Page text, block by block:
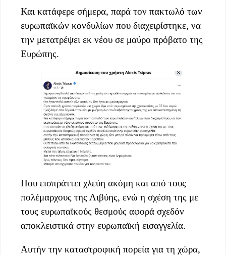
Και κατάφερε σήμερα, παρά τον πακτωλό των
ευρωπαϊκών κονδυλίων που διαχειρίστηκε, να
την μετατρέψει εκ νέου σε μαύρο πρόβατο της
Ευρώπης.
Που εισπράττει χλεύη ακόμη και από τους
πολέμαρχους της Λιβύης, ενώ η σχέση της με
τους ευρωπαϊκούς θεσμούς αφορά σχεδόν
αποκλειστικά στην ευρωπαϊκή εισαγγελία.
Αυτήν την καταστροφική πορεία για τη χώρα,